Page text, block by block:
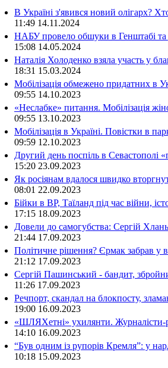
В Україні з'явився новий олігарх?
11:49 14.11.2024
НАБУ провело обшуки в Генштабі та
15:08 14.05.2024
Наталія Холоденко взяла участь у
18:31 15.03.2024
Мобілізація обмежено придатних в
09:55 14.10.2023
«Неслабке» питання. Мобілізація
09:55 13.10.2023
Мобілізація в Україні. Повістки в
09:59 12.10.2023
Другий день поспіль в Севастополі
15:20 23.09.2023
Як росіянам вдалося швидко
08:01 22.09.2023
Бійки в ВР, Таїланд під час війни,
17:15 18.09.2023
Довели до самогубства: Сергій
21:44 17.09.2023
Політичне рішення? Єрмак забрав у
21:12 17.09.2023
Сергій Пашинський - бандит,
11:26 17.09.2023
Речпорт, скандал на блокпосту,
19:00 16.09.2023
«ШЛЯХетні» ухилянти. Журналісти-
14:10 16.09.2023
“Був одним із рупорів Кремля”: у
10:18 15.09.2023